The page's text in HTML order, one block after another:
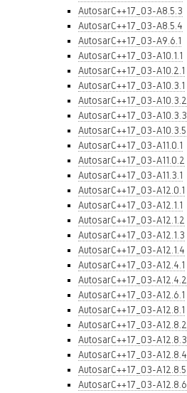
AutosarC++17_03-A8.5.3
AutosarC++17_03-A8.5.4
AutosarC++17_03-A9.6.1
AutosarC++17_03-A10.1.1
AutosarC++17_03-A10.2.1
AutosarC++17_03-A10.3.1
AutosarC++17_03-A10.3.2
AutosarC++17_03-A10.3.3
AutosarC++17_03-A10.3.5
AutosarC++17_03-A11.0.1
AutosarC++17_03-A11.0.2
AutosarC++17_03-A11.3.1
AutosarC++17_03-A12.0.1
AutosarC++17_03-A12.1.1
AutosarC++17_03-A12.1.2
AutosarC++17_03-A12.1.3
AutosarC++17_03-A12.1.4
AutosarC++17_03-A12.4.1
AutosarC++17_03-A12.4.2
AutosarC++17_03-A12.6.1
AutosarC++17_03-A12.8.1
AutosarC++17_03-A12.8.2
AutosarC++17_03-A12.8.3
AutosarC++17_03-A12.8.4
AutosarC++17_03-A12.8.5
AutosarC++17_03-A12.8.6